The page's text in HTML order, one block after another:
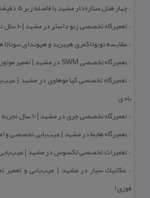
::چهار هتل‌ ستاره‌دار مشهد با فاصله زیر 5 دقیقه تا حرم
:: تعمیرگاه تخصصی رنو داستر در مشهد | ۱۰ سال تجربه و امداد خودرو
:: مقایسه تویوتا كمری هیبرید و هیوندای
:: تعمیرگاه تخصصی SWM در مشهد | تعمیر موتور، گیربكس و عیب‌یابی برق
:: تعمیرگاه تخصصی كیا موهاوی در مشهد |
بادی
:: تعمیرگاه تخصصی چری در مشهد | ۱۰ سال تجربه و امداد خودرو
:: تعمیرگاه هایما در مشهد | عیب‌یابی تخصصی و
:: تعمیرات تخصصی لكسوس در مشهد | عیب‌یابی
:: مكانیك سیار در مشهد | عیب‌یابی و
فوری)